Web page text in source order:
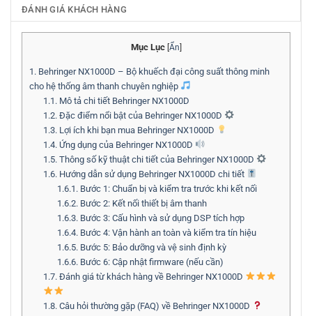
ĐÁNH GIÁ KHÁCH HÀNG
Mục Lục Ẩn
1. Behringer NX1000D – Bộ khuếch đại công suất thông minh
cho hệ thống âm thanh chuyên nghiệp
1.1. Mô tả chi tiết Behringer NX1000D
1.2. Đặc điểm nổi bật của Behringer NX1000D
1.3. Lợi ích khi bạn mua Behringer NX1000D
1.4. Ứng dụng của Behringer NX1000D
1.5. Thông số kỹ thuật chi tiết của Behringer NX1000D
1.6. Hướng dẫn sử dụng Behringer NX1000D chi tiết
1.6.1. Bước 1: Chuẩn bị và kiểm tra trước khi kết nối
1.6.2. Bước 2: Kết nối thiết bị âm thanh
1.6.3. Bước 3: Cấu hình và sử dụng DSP tích hợp
1.6.4. Bước 4: Vận hành an toàn và kiểm tra tín hiệu
1.6.5. Bước 5: Bảo dưỡng và vệ sinh định kỳ
1.6.6. Bước 6: Cập nhật firmware (nếu cần)
1.7. Đánh giá từ khách hàng về Behringer NX1000D
1.8. Câu hỏi thường gặp (FAQ) về Behringer NX1000D